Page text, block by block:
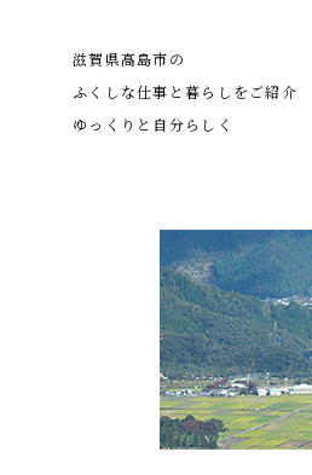
滋賀県高島市の
ふくしな仕事と暮らしをご紹介
ゆっくりと自分らしく